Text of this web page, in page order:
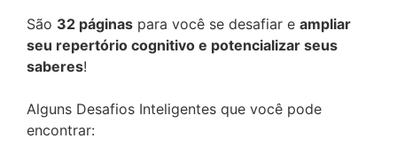
São 32 páginas para você se desafiar e ampliar
seu repertório cognitivo e potencializar seus
saberes!
Alguns Desafios Inteligentes que você pode
encontrar: